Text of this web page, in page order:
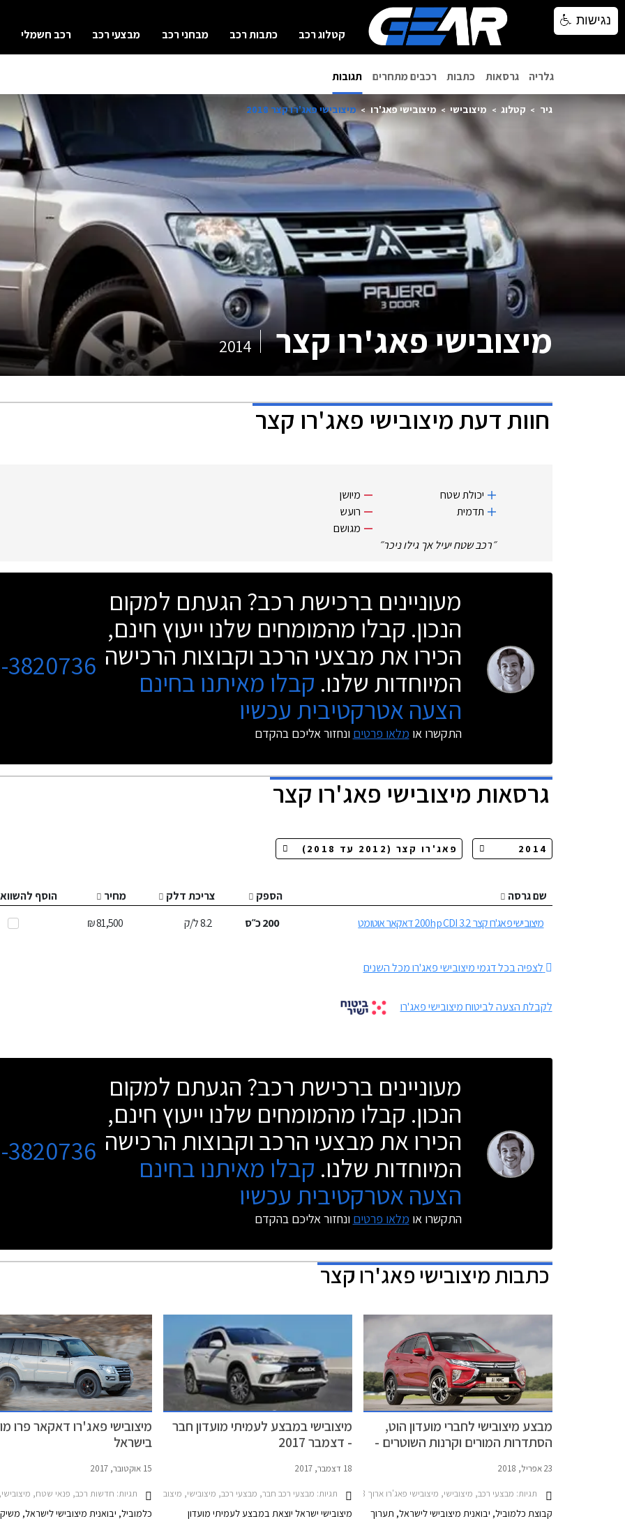
קטלוג רכב כתבות רכב מבחני רכב מבצעי רכב רכב חשמלי
גלריה גרסאות כתבות רכבים מתחרים תגובות
גיר קטלוג מיצובישי מיצובישי פאג'רו מיצובישי פאג'רו קצר 2018
מיצובישי פאג'רו קצר 2014
חוות דעתמיצובישי פאג'רו קצר
יכולת שטח
תדמית
מיושן
רועש
מגושם
״רכב שטח יעיל אך גילו ניכר״
מעוניינים ברכישת רכב? הגעתם למקום
הנכון. קבלו מהמומחים שלנו ייעוץ חינם,
הכירו את מבצעי הרכב וקבוצות הרכישה
המיוחדות שלנו. קבלו מאיתנו בחינם
הצעה אטרקטיבית עכשיו
התקשרו או מלאו פרטים ונחזור אליכם בהקדם
3820736
גרסאותמיצובישי פאג'רו קצר
שם גרסה הספק צריכת דלק מחיר
הוסף
מיצובישי פאג'רו קצר 200hp CDI 3.2 דאקאר אוטומט
200כ״ס 8.2ל/ק 81,500 ₪
לצפיה בכל דגמי מיצובישי פאג'רו מכל השנים
לקבלת הצעה לביטוח מיצובישי פאג'רו
מעוניינים ברכישת רכב? הגעתם למקום
הנכון. קבלו מהמומחים שלנו ייעוץ חינם,
הכירו את מבצעי הרכב וקבוצות הרכישה
המיוחדות שלנו. קבלו מאיתנו בחינם
הצעה אטרקטיבית עכשיו
התקשרו או מלאו פרטים ונחזור אליכם בהקדם
3820736
כתבותמיצובישי פאג'רו קצר
מבצע מיצובישי לחברי מועדון הוט,
הסתדרות המורים וקרנות השוטרים -
23 אפריל, 2018
תגיות: מבצעי רכב, מיצובישי, מיצובישי פאג'רו ארוך 2012-2018, מיצובישי פאג'רו קצר 2012-2018, מיצובישי אאוטלנדר 2015-2018, מיצובישי ASX 2017-2019, מיצובישי אאוטלנדר היברידי PHEV 2017-2019, מיצובישי אטראז' 2013-2020, מיצובישי אקליפס קרוס 2018-2021, מיצובישי טרייטון 2015-2020, מיצובישי ספייס סטאר 2016-2020מבצע הוט מיצובישי מאי 2018
קבוצת כלמוביל, יבואנית מיצובישי לישראל, תערוך
מיצובישי במבצע לעמיתי מועדון חבר
- דצמבר 2017
18 דצמבר, 2017
תגיות: מבצעי רכב חבר, מבצעי רכב, מיצובישי, מיצובישי פאג'רו קצר 2012-2018, מיצובישי פאג'רו ארוך 2012-2018, מיצובישי אאוטלנדר 2015-2018, מיצובישי אאוטלנדר היברידי PHEV 2017-2019, מיצובישי אטראז' 2013-2020, מיצובישי ספייס סטאר 2016-2020, מיצובישי טרייטון 2015-2020, מיצובישי ASX 2017-2019מבצע חבר
מיצובישי ישראל יוצאת במבצע לעמיתי מועדון
מיצובישי פאג'רו דאקאר פרו
בישראל
15 אוקטובר, 2017
תגיות: חדשות רכב, פנאי שטח, מיצובישי, מיצובישי פאג'רו ארוך 2012-2018, מיצובישי
כלמוביל, יבואנית מיצובישי לישראל,
נגישות
נגישות